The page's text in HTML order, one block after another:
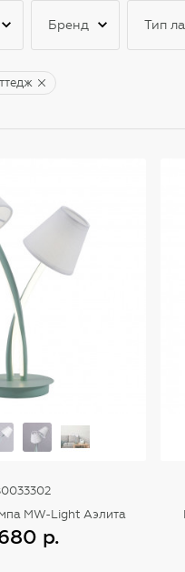
Бренд Тип
MW-Light Аэлита
р.